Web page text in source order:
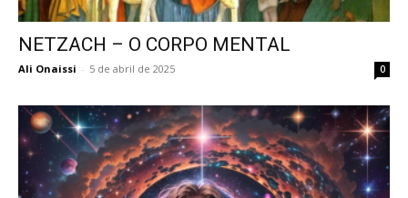
NETZACH – O CORPO MENTAL
Ali Onaissi - 5 de abril de 2025 0